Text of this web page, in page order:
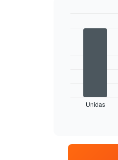
de
graphic.
Unidas